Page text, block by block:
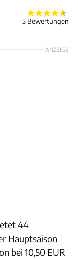
5 Bewertungen
ANZEIGE
44
Hauptsaison
bei 10,50 EUR